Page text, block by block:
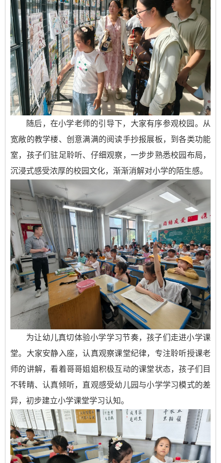
随后，在小学老师的引导下，大家有序参观校园。从
宽敞的教学楼、创意满满的阅读手抄报展板，到各类功能
室，孩子们驻足聆听、仔细观察，一步步熟悉校园布局，
沉浸式感受浓厚的校园文化，渐渐消解对小学的陌生感。
为让幼儿真切体验小学学习节奏，孩子们走进小学课
堂。大家安静入座，认真观察课堂纪律，专注聆听授课老
师的讲解，看着哥哥姐姐积极互动的课堂状态，孩子们目
不转睛、认真倾听，直观感受幼儿园与小学学习模式的差
异，初步建立小学课堂学习认知。